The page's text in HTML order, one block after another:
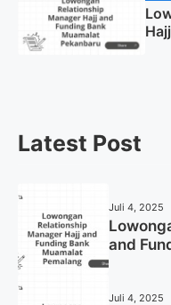
Latest Post
Juli 4, 2025
and
Juli 4, 2025